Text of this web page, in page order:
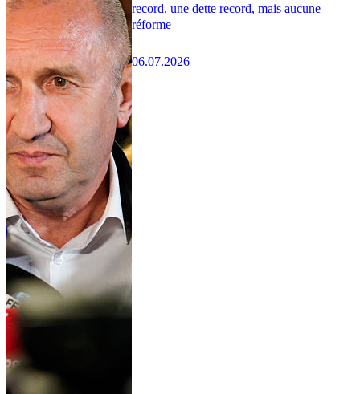
record, une dette record, mais aucune
réforme
06.07.2026